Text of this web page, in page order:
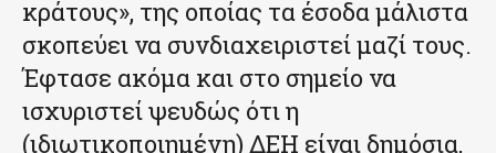
κράτους», της οποίας τα έσοδα μάλιστα
σκοπεύει να συνδιαχειριστεί μαζί τους.
Έφτασε ακόμα και στο σημείο να
ισχυριστεί ψευδώς ότι η
(ιδιωτικοποιημένη) ΔΕΗ είναι δημόσια,